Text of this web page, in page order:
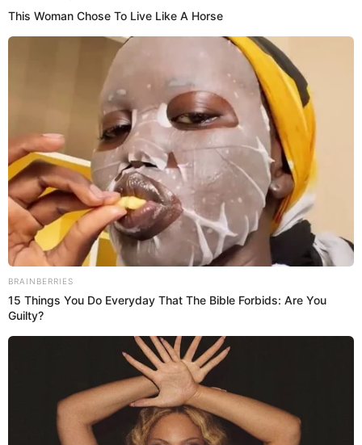
Shirley Arica confiesa que tuvo 'remembers' con
Rodney Pío, pero aclara: "No me voy a volver a
Shirkey Arica contó algunos detalles de su exrelación sentimental
con Rodney Pío, el padre de su hija. Reveló que vivieron una relación
tóxica y que no piensa casarse en un futuro.
Espectáculos El Popular
Shirley Arica
Shirley Arica y Rodney Pío fueron ampayados
juntos en Navidad y pasaron gratos momentos
con su hija